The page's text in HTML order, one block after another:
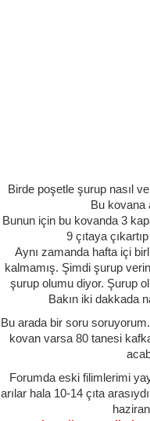
Birde poşetle şurup nasıl
Bu kovana
Bunun için bu kovanda 3
9 çıtaya
Aynı zamanda hafta içi
kalmamış. Şimdi şurup
şurup olumu diyor. Şurup
Bakın iki dakkada
Bu arada bir soru
kovan varsa 80 tanesi
Forumda eski filimlerimi
arılar hala 10-14 çıta